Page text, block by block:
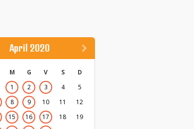
April 2020
M G V S
D
1
2 3 4
5
8 9 10 11
12
15 16 17 18
19